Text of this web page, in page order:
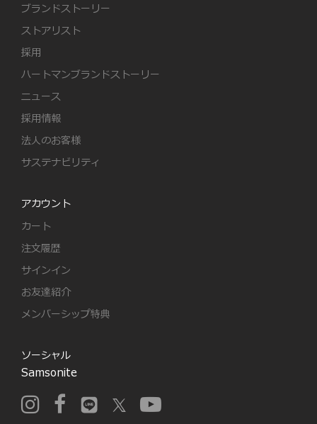
ブランドストーリー
ストアリスト
採用
ハートマンブランドストーリー
ニュース
採用情報
法人のお客様
サステナビリティ
アカウント
カート
注文履歴
サインイン
お友達紹介
メンバーシップ特典
ソーシャル
Samsonite